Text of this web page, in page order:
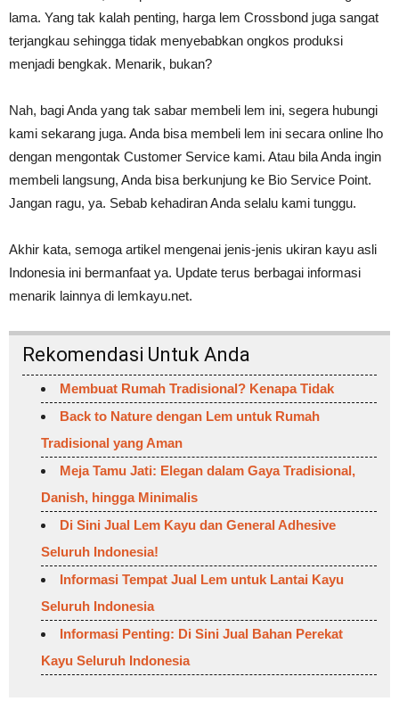
lama. Yang tak kalah penting, harga lem Crossbond juga sangat
terjangkau sehingga tidak menyebabkan ongkos produksi
menjadi bengkak. Menarik, bukan?
Nah, bagi Anda yang tak sabar membeli lem ini, segera hubungi
kami sekarang juga. Anda bisa membeli lem ini secara online lho
dengan mengontak Customer Service kami. Atau bila Anda ingin
membeli langsung, Anda bisa berkunjung ke Bio Service Point.
Jangan ragu, ya. Sebab kehadiran Anda selalu kami tunggu.
Akhir kata, semoga artikel mengenai jenis-jenis ukiran kayu asli
Indonesia ini bermanfaat ya. Update terus berbagai informasi
menarik lainnya di lemkayu.net.
Rekomendasi Untuk Anda
Membuat Rumah Tradisional? Kenapa Tidak
Back to Nature dengan Lem untuk Rumah
Tradisional yang Aman
Meja Tamu Jati: Elegan dalam Gaya Tradisional,
Danish, hingga Minimalis
Di Sini Jual Lem Kayu dan General Adhesive
Seluruh Indonesia!
Informasi Tempat Jual Lem untuk Lantai Kayu
Seluruh Indonesia
Informasi Penting: Di Sini Jual Bahan Perekat
Kayu Seluruh Indonesia